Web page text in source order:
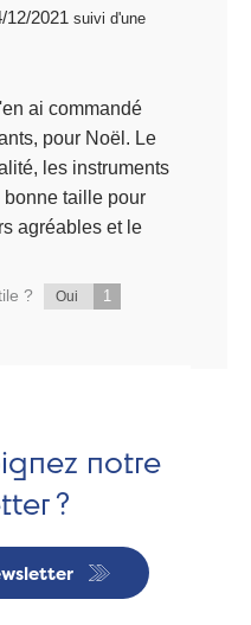
04/12/2021 suivi d'une
ai commandé
pour Noël. Le
les instruments
taille pour
agréables et le
? Oui 1
notre
?